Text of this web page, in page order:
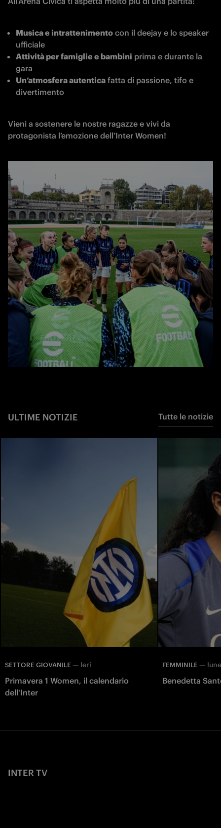
Musica e intrattenimento con il deejay e lo speaker
ufficiale
Attività per famiglie e bambini prima e durante la
gara
Un’atmosfera autentica fatta di passione, tifo e
divertimento
Vieni a sostenere le nostre ragazze e vivi da
protagonista l’emozione dell’Inter Women!
ULTIME NOTIZIE Tutte le notizie
SETTORE GIOVANILE — Ieri
Primavera 1 Women, il calendario
dell'Inter
FEMMINILE —
Benedetta
INTER TV